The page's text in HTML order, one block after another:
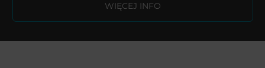
WIĘCEJ INFO